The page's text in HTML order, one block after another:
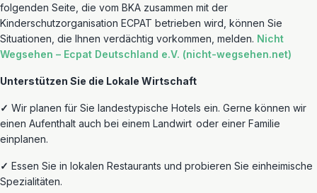
folgenden Seite, die vom BKA zusammen mit der
Kinderschutzorganisation ECPAT betrieben wird, können Sie
Situationen, die Ihnen verdächtig vorkommen, melden. Nicht
Wegsehen – Ecpat Deutschland e.V. (nicht-wegsehen.net)
Unterstützen Sie die Lokale Wirtschaft
✓ Wir planen für Sie landestypische Hotels ein. Gerne können wir
einen Aufenthalt auch bei einem Landwirt oder einer Familie
einplanen.
✓ Essen Sie in lokalen Restaurants und probieren Sie einheimische
Spezialitäten.